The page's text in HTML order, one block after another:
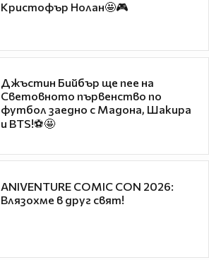
Кристофър Нолан🤩🎮
Джъстин Бийбър ще пее на
Световното първенство по
футбол заедно с Мадона, Шакира
и BTS!⚽🤩
ANIVENTURE COMIC CON 2026:
Влязохме в друг свят!